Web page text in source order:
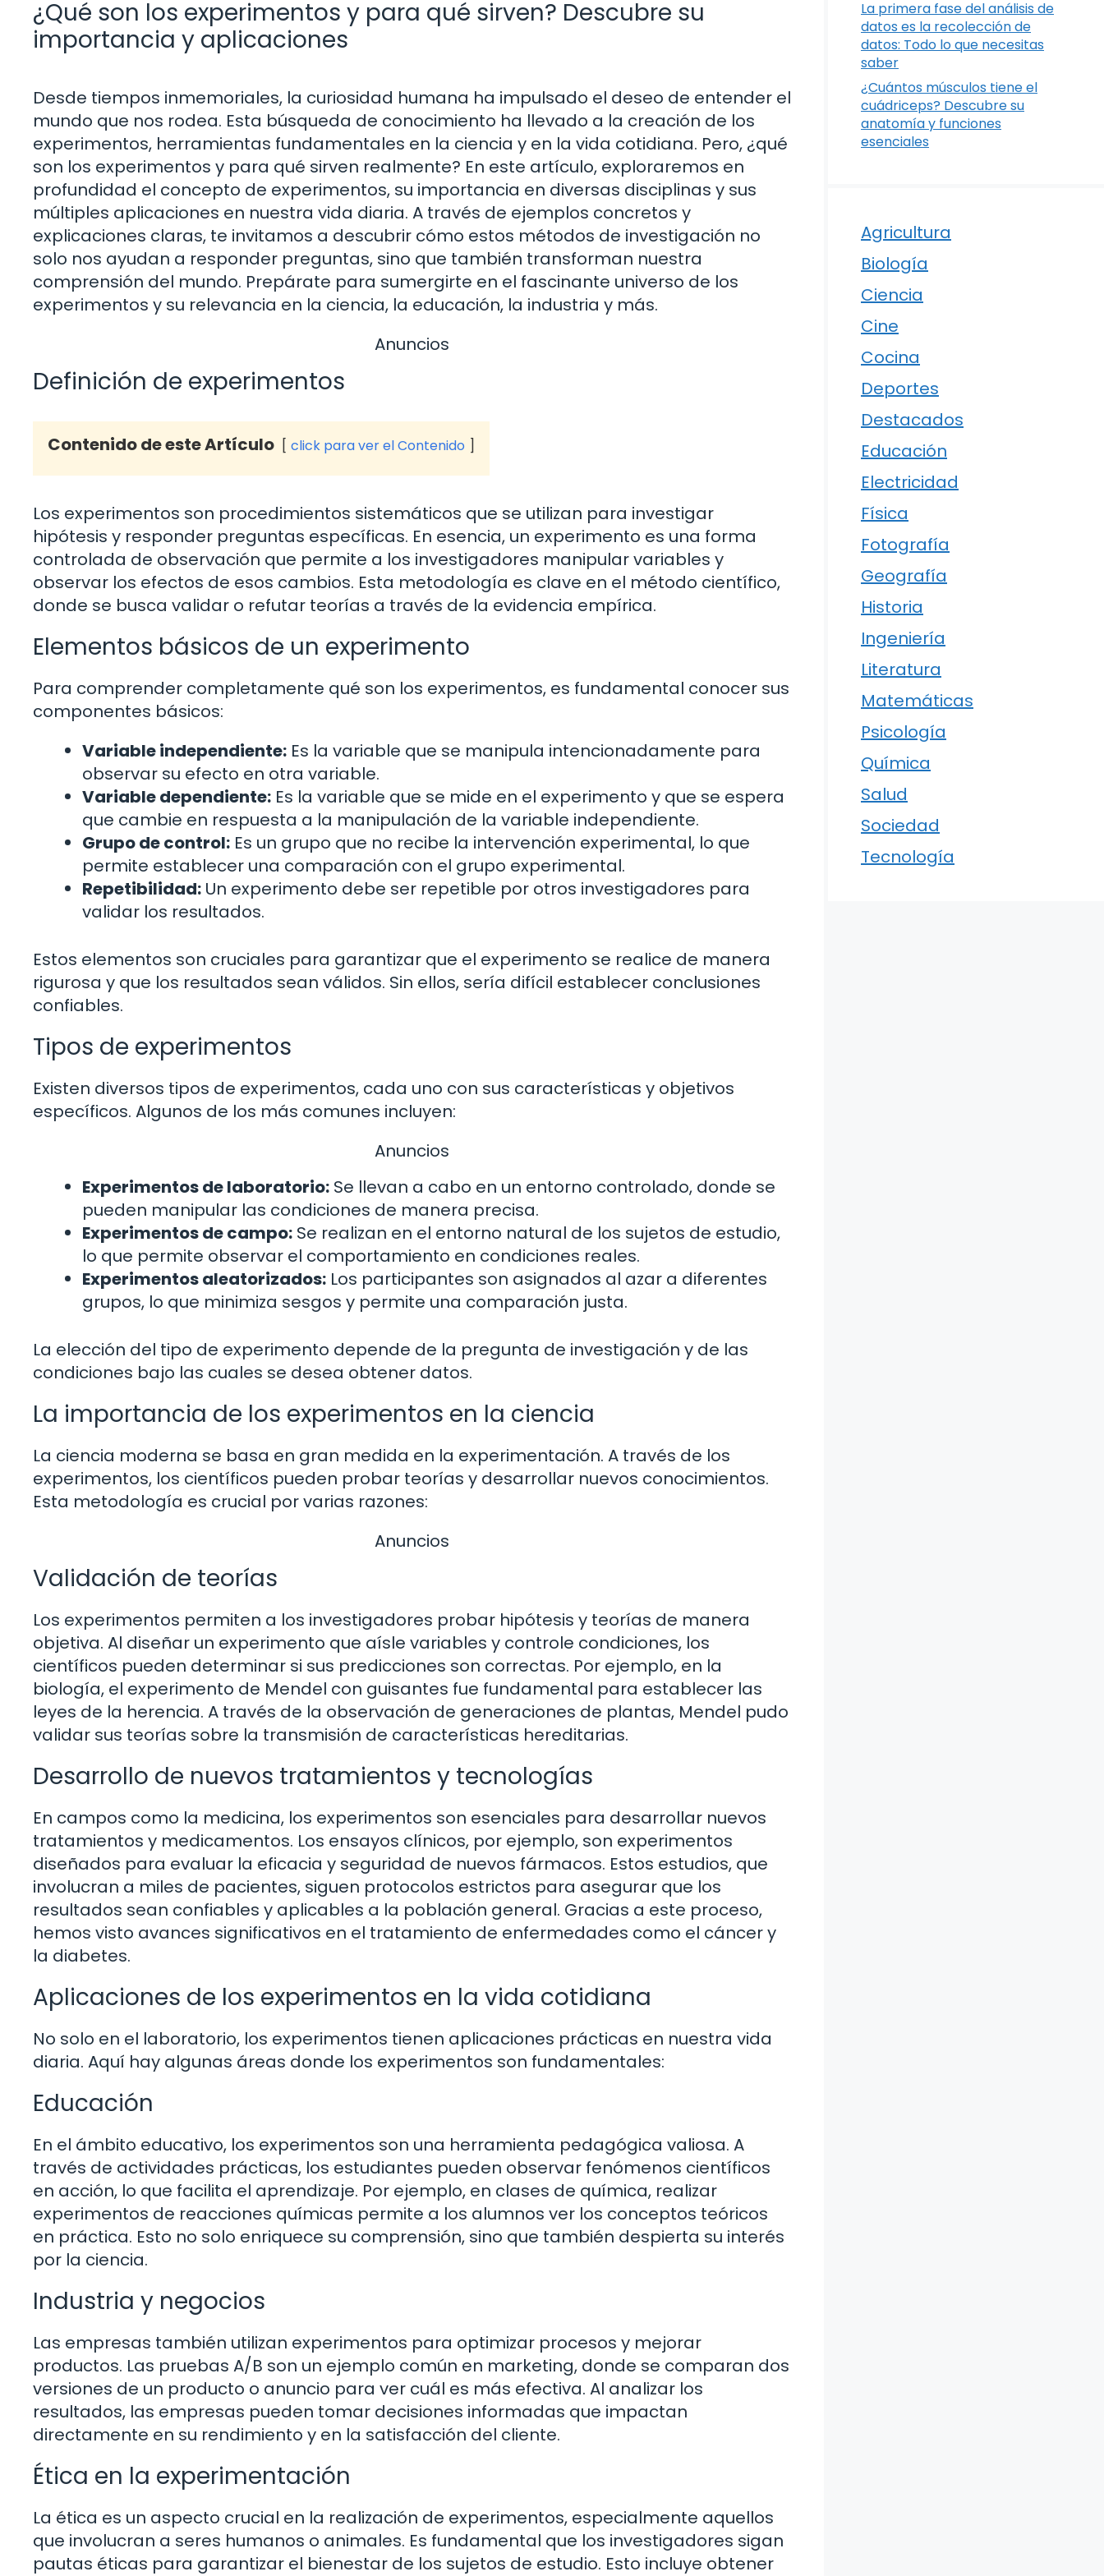
¿Qué son los experimentos y para qué sirven? Descubre su
importancia y aplicaciones
Desde tiempos inmemoriales, la curiosidad humana ha impulsado el deseo de entender el
mundo que nos rodea. Esta búsqueda de conocimiento ha llevado a la creación de los
experimentos, herramientas fundamentales en la ciencia y en la vida cotidiana. Pero, ¿qué
son los experimentos y para qué sirven realmente? En este artículo, exploraremos en
profundidad el concepto de experimentos, su importancia en diversas disciplinas y sus
múltiples aplicaciones en nuestra vida diaria. A través de ejemplos concretos y
explicaciones claras, te invitamos a descubrir cómo estos métodos de investigación no
solo nos ayudan a responder preguntas, sino que también transforman nuestra
comprensión del mundo. Prepárate para sumergirte en el fascinante universo de los
experimentos y su relevancia en la ciencia, la educación, la industria y más.
Anuncios
Definición de experimentos
Contenido de este Artículo click para ver el Contenido
Los experimentos son procedimientos sistemáticos que se utilizan para investigar
hipótesis y responder preguntas específicas. En esencia, un experimento es una forma
controlada de observación que permite a los investigadores manipular variables y
observar los efectos de esos cambios. Esta metodología es clave en el método científico,
donde se busca validar o refutar teorías a través de la evidencia empírica.
Elementos básicos de un experimento
Para comprender completamente qué son los experimentos, es fundamental conocer sus
componentes básicos:
Variable independiente: Es la variable que se manipula intencionadamente para
observar su efecto en otra variable.
Variable dependiente: Es la variable que se mide en el experimento y que se espera
que cambie en respuesta a la manipulación de la variable independiente.
Grupo de control: Es un grupo que no recibe la intervención experimental, lo que
permite establecer una comparación con el grupo experimental.
Repetibilidad: Un experimento debe ser repetible por otros investigadores para
validar los resultados.
Estos elementos son cruciales para garantizar que el experimento se realice de manera
rigurosa y que los resultados sean válidos. Sin ellos, sería difícil establecer conclusiones
confiables.
Tipos de experimentos
Existen diversos tipos de experimentos, cada uno con sus características y objetivos
específicos. Algunos de los más comunes incluyen:
Anuncios
Experimentos de laboratorio: Se llevan a cabo en un entorno controlado, donde se
pueden manipular las condiciones de manera precisa.
Experimentos de campo: Se realizan en el entorno natural de los sujetos de estudio,
lo que permite observar el comportamiento en condiciones reales.
Experimentos aleatorizados: Los participantes son asignados al azar a diferentes
grupos, lo que minimiza sesgos y permite una comparación justa.
La elección del tipo de experimento depende de la pregunta de investigación y de las
condiciones bajo las cuales se desea obtener datos.
La importancia de los experimentos en la ciencia
La ciencia moderna se basa en gran medida en la experimentación. A través de los
experimentos, los científicos pueden probar teorías y desarrollar nuevos conocimientos.
Esta metodología es crucial por varias razones:
Anuncios
Validación de teorías
Los experimentos permiten a los investigadores probar hipótesis y teorías de manera
objetiva. Al diseñar un experimento que aísle variables y controle condiciones, los
científicos pueden determinar si sus predicciones son correctas. Por ejemplo, en la
biología, el experimento de Mendel con guisantes fue fundamental para establecer las
leyes de la herencia. A través de la observación de generaciones de plantas, Mendel pudo
validar sus teorías sobre la transmisión de características hereditarias.
Desarrollo de nuevos tratamientos y tecnologías
En campos como la medicina, los experimentos son esenciales para desarrollar nuevos
tratamientos y medicamentos. Los ensayos clínicos, por ejemplo, son experimentos
diseñados para evaluar la eficacia y seguridad de nuevos fármacos. Estos estudios, que
involucran a miles de pacientes, siguen protocolos estrictos para asegurar que los
resultados sean confiables y aplicables a la población general. Gracias a este proceso,
hemos visto avances significativos en el tratamiento de enfermedades como el cáncer y
la diabetes.
Aplicaciones de los experimentos en la vida cotidiana
No solo en el laboratorio, los experimentos tienen aplicaciones prácticas en nuestra vida
diaria. Aquí hay algunas áreas donde los experimentos son fundamentales:
Educación
En el ámbito educativo, los experimentos son una herramienta pedagógica valiosa. A
través de actividades prácticas, los estudiantes pueden observar fenómenos científicos
en acción, lo que facilita el aprendizaje. Por ejemplo, en clases de química, realizar
experimentos de reacciones químicas permite a los alumnos ver los conceptos teóricos
en práctica. Esto no solo enriquece su comprensión, sino que también despierta su interés
por la ciencia.
Industria y negocios
Las empresas también utilizan experimentos para optimizar procesos y mejorar
productos. Las pruebas A/B son un ejemplo común en marketing, donde se comparan dos
versiones de un producto o anuncio para ver cuál es más efectiva. Al analizar los
resultados, las empresas pueden tomar decisiones informadas que impactan
directamente en su rendimiento y en la satisfacción del cliente.
Ética en la experimentación
La ética es un aspecto crucial en la realización de experimentos, especialmente aquellos
que involucran a seres humanos o animales. Es fundamental que los investigadores sigan
pautas éticas para garantizar el bienestar de los sujetos de estudio. Esto incluye obtener
La primera fase del análisis de
datos es la recolección de
datos: Todo lo que necesitas
saber
¿Cuántos músculos tiene el
cuádriceps? Descubre su
anatomía y funciones
esenciales
Agricultura
Biología
Ciencia
Cine
Cocina
Deportes
Destacados
Educación
Electricidad
Física
Fotografía
Geografía
Historia
Ingeniería
Literatura
Matemáticas
Psicología
Química
Salud
Sociedad
Tecnología